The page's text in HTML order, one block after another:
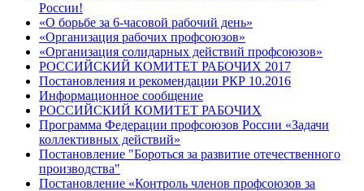
России!
«О борьбе за 6-часовой рабочий день»
«Организация рабочих профсоюзов»
«Организация солидарных действий профсоюзов»
РОССИЙСКИЙ КОМИТЕТ РАБОЧИХ 2017
Постановления и рекомендации РКР 10.2016
Информационное сообщение
РОССИЙСКИЙ КОМИТЕТ РАБОЧИХ
Программа Федерации профсоюзов России «Задачи
коллективных действий»
Постановление "Бороться за развитие отечественного
производства"
Постановление «Контроль членов профсоюзов за